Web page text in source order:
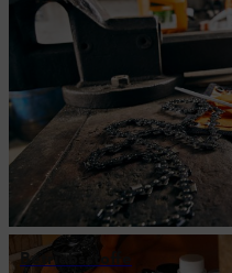
Betriebsstoffe